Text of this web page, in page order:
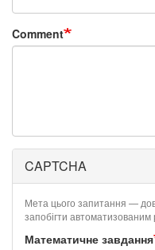
Comment
CAPTCHA
Мета цього запитання —
запобігти
Математичне завдання